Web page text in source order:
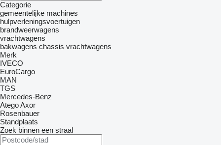
Categorie
gemeentelijke machines
hulpverleningsvoertuigen
brandweerwagens
vrachtwagens
bakwagens chassis vrachtwagens
Merk
IVECO
EuroCargo
MAN
TGS
Mercedes-Benz
AtegoAxor
Rosenbauer
Standplaats
Zoek binnen een straal